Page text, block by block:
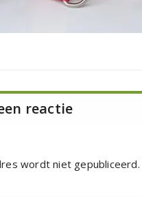
reactie
wordt niet gepubliceerd.